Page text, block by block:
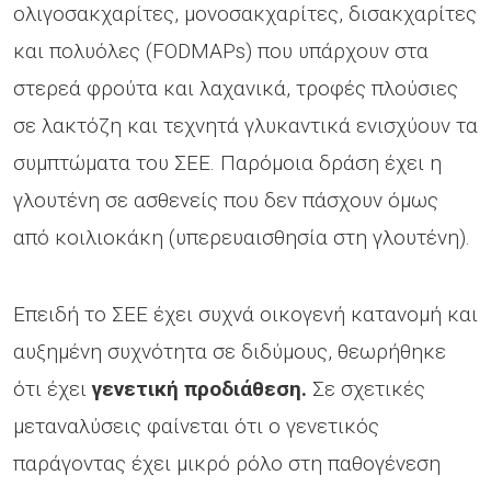
ολιγοσακχαρίτες, μονοσακχαρίτες, δισακχαρίτες
και πολυόλες (FODMAPs) που υπάρχουν στα
στερεά φρούτα και λαχανικά, τροφές πλούσιες
σε λακτόζη και τεχνητά γλυκαντικά ενισχύουν τα
συμπτώματα του ΣΕΕ. Παρόμοια δράση έχει η
γλουτένη σε ασθενείς που δεν πάσχουν όμως
από κοιλιοκάκη (υπερευαισθησία στη γλουτένη).
Επειδή το ΣΕΕ έχει συχνά οικογενή κατανομή και
αυξημένη συχνότητα σε διδύμους, θεωρήθηκε
ότι έχειγενετική προδιάθεση. Σε σχετικές
μεταναλύσεις φαίνεται ότι ο γενετικός
παράγοντας έχει μικρό ρόλο στη παθογένεση